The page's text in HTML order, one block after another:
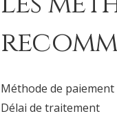
Méthode de paiement
Délai de traitement